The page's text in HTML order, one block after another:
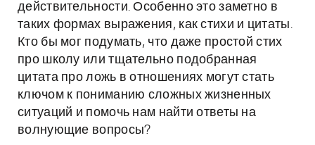
действительности. Особенно это заметно в
таких формах выражения, как стихи и цитаты.
Кто бы мог подумать, что даже простой стих
про школу или тщательно подобранная
цитата про ложь в отношениях могут стать
ключом к пониманию сложных жизненных
ситуаций и помочь нам найти ответы на
волнующие вопросы?